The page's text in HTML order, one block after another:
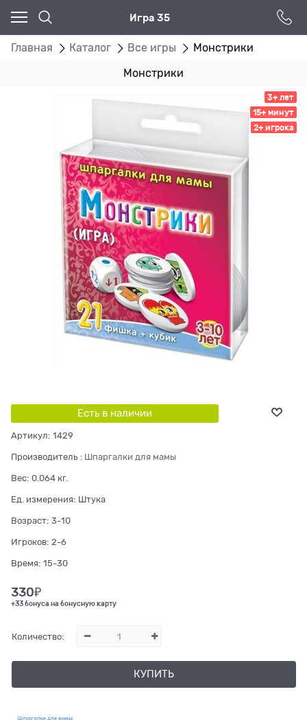
Игра 35
Главная Каталог Все игры Монстрики
Монстрики
3+ лет
15+ минут
2+ игрока
Есть в наличии
Артикул: 1429
Производитель : Шпаргалки для мамы
Вес: 0.064 кг.
Ед. измерения: Штука
Возраст: 3-10
Игроков: 2-6
Время: 15-30
330₽
+33 бонуса на бонусную карту
Количество:
КУПИТЬ